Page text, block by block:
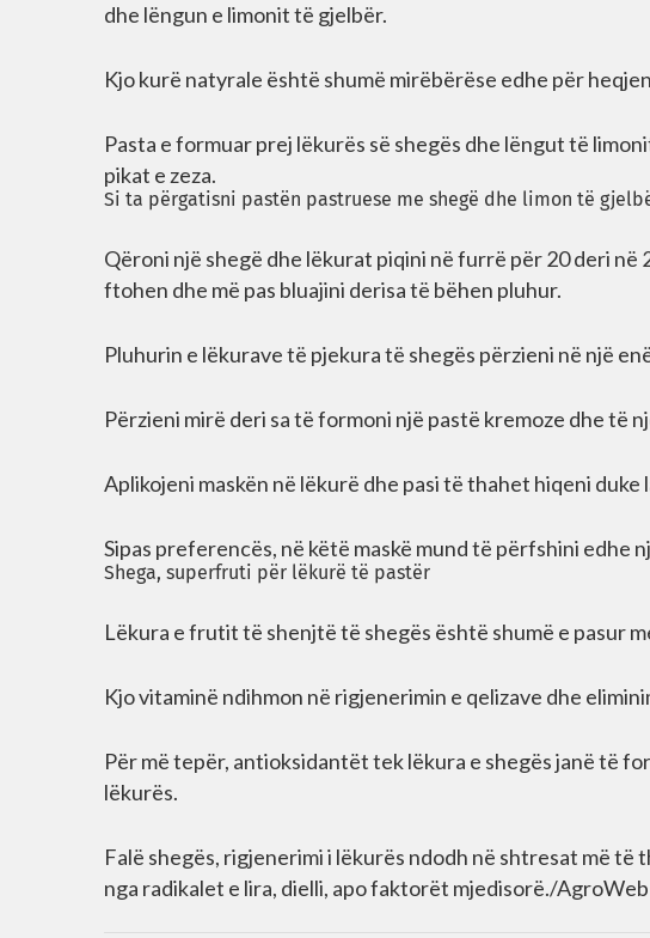
dhe lëngun e limonit të gjelbër.
Kjo kurë natyrale është shumë mirëbërëse edhe për
Pasta e formuar prej lëkurës së shegës dhe lëngut të
pikat e zeza.
Si ta përgatisni pastën pastruese me shegë dhe limon të
Qëroni një shegë dhe lëkurat piqini në furrë për 20 deri në
ftohen dhe më pas bluajini derisa të bëhen pluhur.
Pluhurin e lëkurave të pjekura të shegës përzieni në një
Përzieni mirë deri sa të formoni një pastë kremoze dhe të
Aplikojeni maskën në lëkurë dhe pasi të thahet hiqeni
Sipas preferencës, në këtë maskë mund të përfshini edhe
Shega, superfruti për lëkurë të pastër
Lëkura e frutit të shenjtë të shegës është shumë e pasur
Kjo vitaminë ndihmon në rigjenerimin e qelizave dhe
Për më tepër, antioksidantët tek lëkura e shegës janë të
lëkurës.
Falë shegës, rigjenerimi i lëkurës ndodh në shtresat më të
nga radikalet e lira, dielli, apo faktorët mjedisorë./AgroWeb